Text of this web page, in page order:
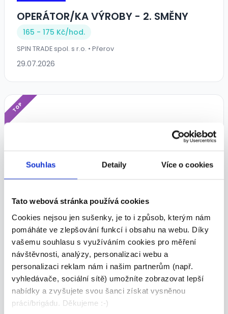
Souhlas Detaily Více o cookies
Tato webová stránka používá cookies
Cookies nejsou jen sušenky, je to i způsob, kterým nám
pomáháte ve zlepšování funkcí i obsahu na webu. Díky
vašemu souhlasu s využíváním cookies pro měření
návštěvnosti, analýzy, personalizaci webu a
personalizaci reklam nám i našim partnerům (např.
vyhledávače, sociální sítě) umožníte zobrazovat lepší
nabídky a zvyšujete svou šanci získat vysněnou
práci/brigádu. Děkujeme :-)
OPERÁTOR/KA VÝROBY - 2. SMĚNY
165 - 175 Kč/hod.
SPIN TRADE spol. s r.o. • Přerov
29.07.2026
TOP
Operátor výroby - nástup IHNED -
příspěvek na dopravu
28 000 - 37 000 Kč/ měs.
Human & Hunter spol. s r.o. • Hranice
27.07.2026
TOP